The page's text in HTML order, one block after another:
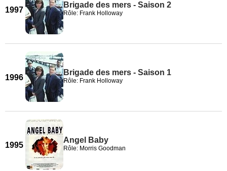
1997
Brigade des mers - Saison 2
Rôle: Frank Holloway
1996
Brigade des mers - Saison 1
Rôle: Frank Holloway
1995
Angel Baby
Rôle: Morris Goodman